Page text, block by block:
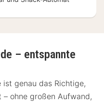
– entspannte
ist genau das Richtige,
ohne großen Aufwand,